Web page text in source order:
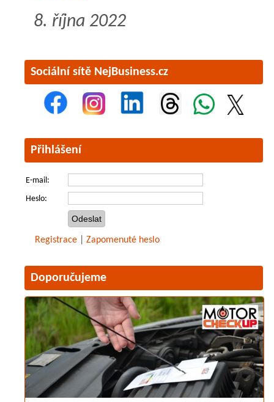
8. října 2022
Sociální sítě NejBusiness.cz
Přihlášení
E-mail:
Heslo:
Registrace Zapomenuté heslo
Doporučujeme